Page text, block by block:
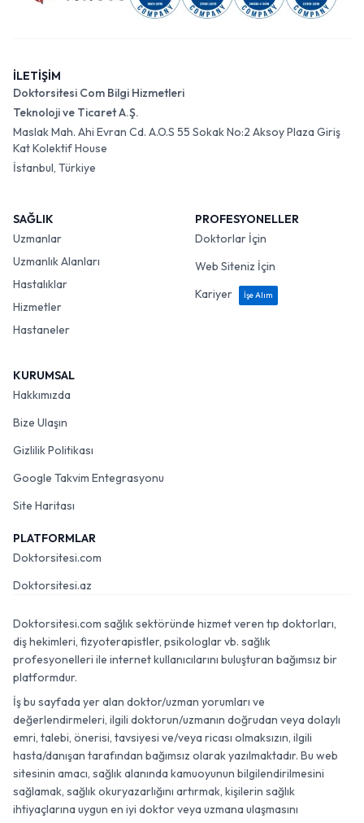
İLETİŞİM
Doktorsitesi Com Bilgi Hizmetleri
Teknoloji ve Ticaret A.Ş.
Maslak Mah. Ahi Evran Cd. A.O.S 55 Sokak No:2 Aksoy Plaza Giriş
Kat Kolektif House
İstanbul, Türkiye
SAĞLIK
Uzmanlar
Uzmanlık Alanları
Hastalıklar
Hizmetler
Hastaneler
PROFESYONELLER
Doktorlar İçin
Web Siteniz İçin
Kariyer
İşe Alım
KURUMSAL
Hakkımızda
Bize Ulaşın
Gizlilik Politikası
Google Takvim Entegrasyonu
Site Haritası
PLATFORMLAR
Doktorsitesi.com
Doktorsitesi.az
Doktorsitesi.com sağlık sektöründe hizmet veren tıp doktorları,
diş hekimleri, fizyoterapistler, psikologlar vb. sağlık
profesyonelleri ile internet kullanıcılarını buluşturan bağımsız bir
platformdur.
İş bu sayfada yer alan doktor/uzman yorumları ve
değerlendirmeleri, ilgili doktorun/uzmanın doğrudan veya dolaylı
emri, talebi, önerisi, tavsiyesi ve/veya ricası olmaksızın, ilgili
hasta/danışan tarafından bağımsız olarak yazılmaktadır. Bu web
sitesinin amacı, sağlık alanında kamuoyunun bilgilendirilmesini
sağlamak, sağlık okuryazarlığını artırmak, kişilerin sağlık
ihtiyaçlarına uygun en iyi doktor veya uzmana ulaşmasını